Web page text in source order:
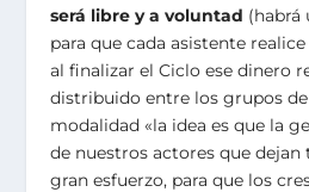
será libre y a voluntad (habrá
para que cada asistente
al finalizar el Ciclo ese dinero
distribuido entre los grupos
modalidad «la idea es que la
de nuestros actores que
gran esfuerzo, para que los